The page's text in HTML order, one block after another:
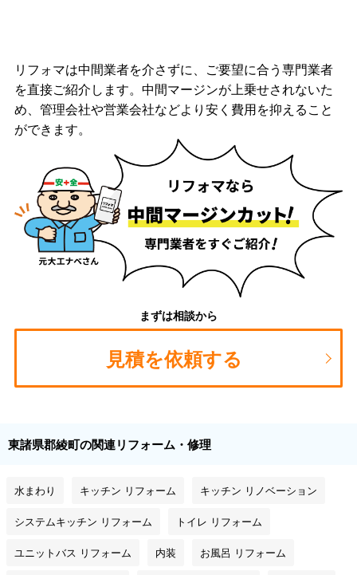
リフォマは中間業者を介さずに、ご要望に合う専門業者
を直接ご紹介します。中間マージンが上乗せされないた
め、管理会社や営業会社などより安く費用を抑えること
ができます。
まずは相談から
見積を依頼する
東諸県郡綾町の関連リフォーム・修理
水まわり キッチン リフォーム キッチン リノベーション
システムキッチン リフォーム トイレ リフォーム
ユニットバス リフォーム 内装 お風呂 リフォーム